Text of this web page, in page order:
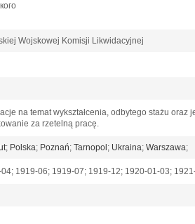
Wojskowej Komisji Likwidacyjnej
na temat wykształcenia, odbytego stażu
za rzetelną pracę.
; Polska; Poznań; Tarnopol ; Ukraina; Warszawa;
1919-06; 1919-07; 1919-12; 1920-01-03;